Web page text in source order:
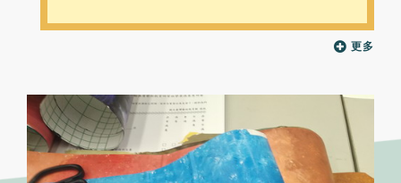
更多